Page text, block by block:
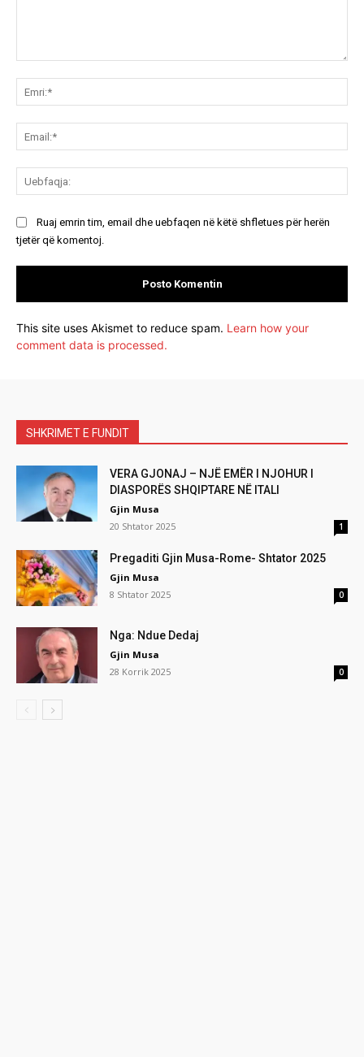
Ruaj emrin tim, email dhe uebfaqen në këtë shfletues për herën
tjetër që komentoj.
This site uses Akismet to reduce spam. Learn how your
comment data is processed.
SHKRIMET E FUNDIT
VERA GJONAJ – NJË EMËR I NJOHUR I
DIASPORËS SHQIPTARE NË ITALI
Gjin Musa
20 Shtator 2025
1
Pregaditi Gjin Musa-Rome- Shtator 2025
Gjin Musa
8 Shtator 2025
0
Nga: Ndue Dedaj
Gjin Musa
28 Korrik 2025
0